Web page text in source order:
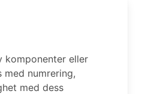
komponenter eller
med numrering,
med dess